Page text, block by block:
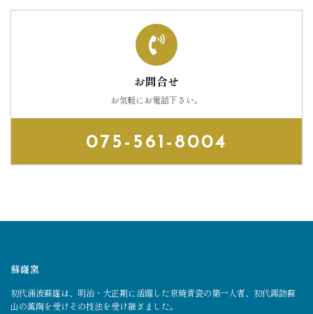
お問合せ
お気軽にお電話下さい。
075-561-8004
蘇嶐窯
初代涌波蘇嶐は、明治・大正期に活躍した京焼青瓷の第一人者、初代諏訪蘇
山の薫陶を受けその技法を受け継ぎました。